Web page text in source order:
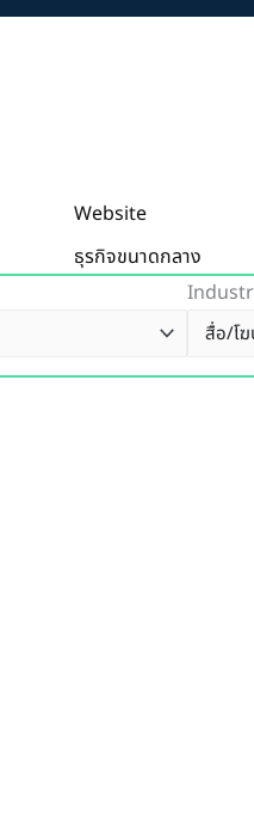
Website
ธุรกิจขนาดกลาง